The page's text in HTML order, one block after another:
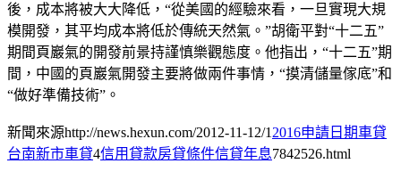
後，成本將被大大降低，“從美國的經驗來看，一旦實現大規
模開發，其平均成本將低於傳統天然氣。”胡衛平對“十二五”
期間頁巖氣的開發前景持謹慎樂觀態度。他指出，“十二五”期
間，中國的頁巖氣開發主要將做兩件事情，“摸清儲量傢底”和
“做好準備技術”。
新聞來源http://news.hexun.com/2012-11-12/1 2016申請日期車貸
台南新市車貸4信用貸款房貸條件信貸年息7842526.html